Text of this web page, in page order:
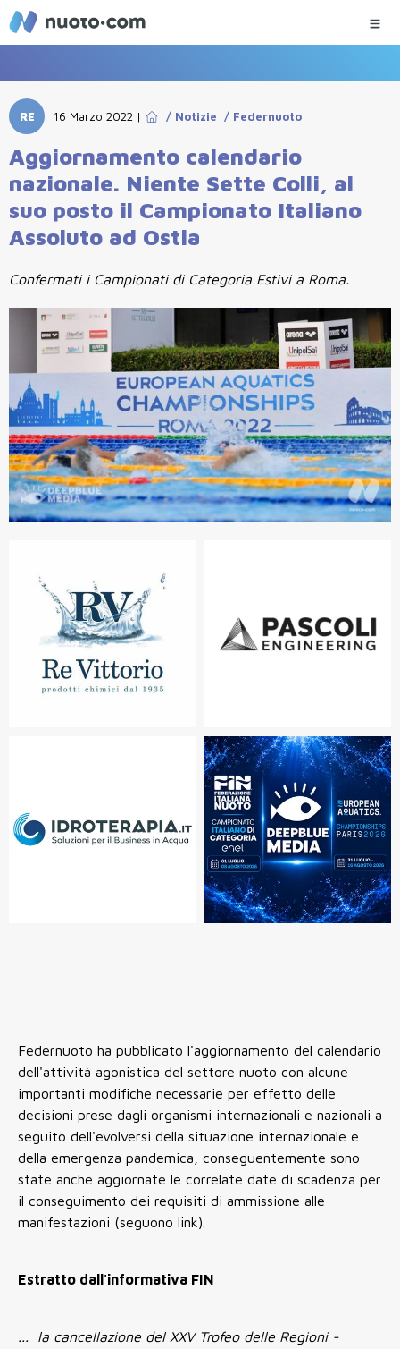
RE 16 Marzo 2022 | / Notizie / Federnuoto
Aggiornamento calendario
nazionale. Niente Sette Colli, al
suo posto il Campionato Italiano
Assoluto ad Ostia
Confermati i Campionati di Categoria Estivi a Roma.
Federnuoto ha pubblicato l'aggiornamento del calendario
dell'attività agonistica del settore nuoto con alcune
importanti modifiche necessarie per effetto delle
decisioni prese dagli organismi internazionali e nazionali a
seguito dell'evolversi della situazione internazionale e
della emergenza pandemica, conseguentemente sono
state anche aggiornate le correlate date di scadenza per
il conseguimento dei requisiti di ammissione alle
manifestazioni (seguono link).
Estratto dall'informativa FIN
... la cancellazione del XXV Trofeo delle Regioni -